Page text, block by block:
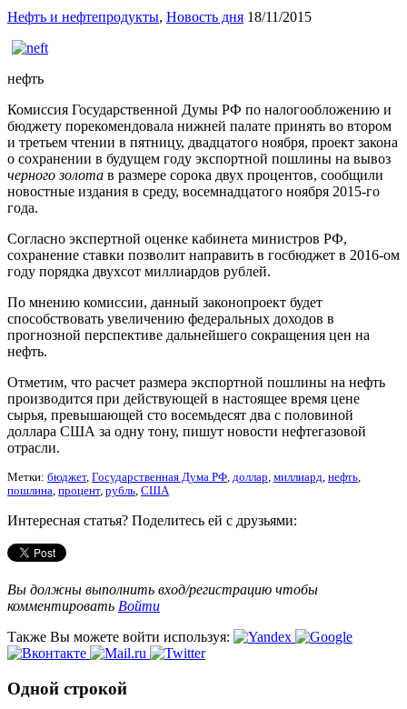
Нефть и нефтепродукты, Новость дня 18/11/2015
нефть
Комиссия Государственной Думы РФ по налогообложению и
бюджету порекомендовала нижней палате принять во втором
и третьем чтении в пятницу, двадцатого ноября, проект закона
о сохранении в будущем году экспортной пошлины на вывоз
черного золота в размере сорока двух процентов, сообщили
новостные издания в среду, восемнадцатого ноября 2015-го
года.
Согласно экспертной оценке кабинета министров РФ,
сохранение ставки позволит направить в госбюджет в 2016-ом
году порядка двухсот миллиардов рублей.
По мнению комиссии, данный законопроект будет
способствовать увеличению федеральных доходов в
прогнозной перспективе дальнейшего сокращения цен на
нефть.
Отметим, что расчет размера экспортной пошлины на нефть
производится при действующей в настоящее время цене
сырья, превышающей сто восемьдесят два с половиной
доллара США за одну тону, пишут новости нефтегазовой
отрасли.
Метки: бюджет, Государственная Дума РФ, доллар, миллиард, нефть,
пошлина, процент, рубль, США
Интересная статья? Поделитесь ей с друзьями:
Вы должны выполнить вход/регистрацию чтобы
комментировать Войти
Также Вы можете войти используя:
Одной строкой